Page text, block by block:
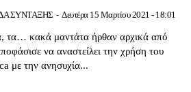
ΣΥΝΤΑΞΗΣ - Δευτέρα 15 Μαρτίου 2021 - 18:01
τα… κακά μαντάτα ήρθαν αρχικά από
να αναστείλει την χρήση του
με την ανησυχία...